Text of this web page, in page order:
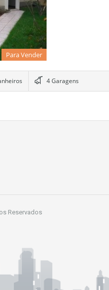
Para Vender
4 Garagens
Reservados